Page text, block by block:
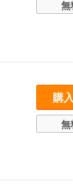
無
購
無